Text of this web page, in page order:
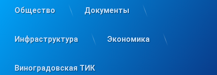
Общество Документы
Инфраструктура Экономика
Виноградовская ТИК